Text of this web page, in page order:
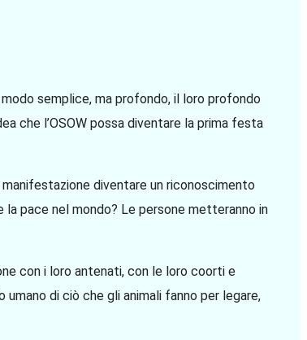
semplice, ma profondo, il loro profondo
che l’OSOW possa diventare la prima festa
diventare un riconoscimento
pace nel mondo? Le persone metteranno in
con i loro antenati, con le loro coorti e
di ciò che gli animali fanno per legare,